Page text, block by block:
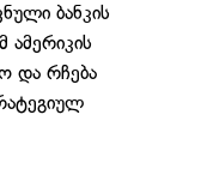
ბანკის
ამერიკის
და რჩება